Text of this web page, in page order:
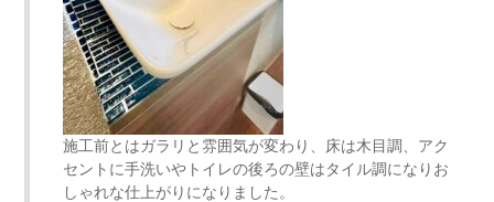
施工前とはガラリと雰囲気が変わり、床は木目調、アク
セントに手洗いやトイレの後ろの壁はタイル調になりお
しゃれな仕上がりになりました。